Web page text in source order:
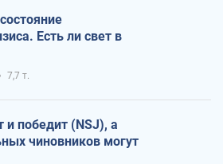
Есть ли свет в
7,7 т.
победит (NSJ), а
чиновников могут